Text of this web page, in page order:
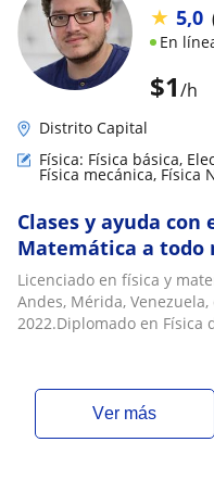
$1/h
★ 5,0
En
Distrito Capital
Física: Física básica,
Física mecánica, Física
fluidos,
Clases y ayuda con
Matemática a todo
Licenciado en física y
Andes, Mérida,
2022.Diplomado en Física
ver más